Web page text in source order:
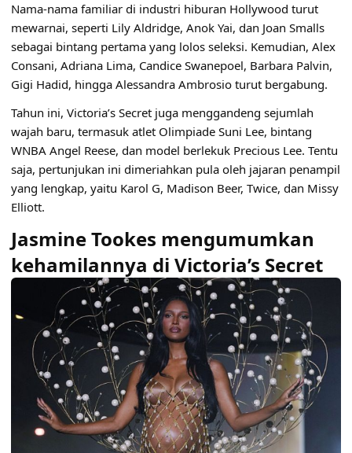
Nama-nama familiar di industri hiburan Hollywood turut
mewarnai, seperti Lily Aldridge, Anok Yai, dan Joan Smalls
sebagai bintang pertama yang lolos seleksi. Kemudian, Alex
Consani, Adriana Lima, Candice Swanepoel, Barbara Palvin,
Gigi Hadid, hingga Alessandra Ambrosio turut bergabung.
Tahun ini, Victoria’s Secret juga menggandeng sejumlah
wajah baru, termasuk atlet Olimpiade Suni Lee, bintang
WNBA Angel Reese, dan model berlekuk Precious Lee. Tentu
saja, pertunjukan ini dimeriahkan pula oleh jajaran penampil
yang lengkap, yaitu Karol G, Madison Beer, Twice, dan Missy
Elliott.
Jasmine Tookes mengumumkan
kehamilannya di Victoria’s Secret